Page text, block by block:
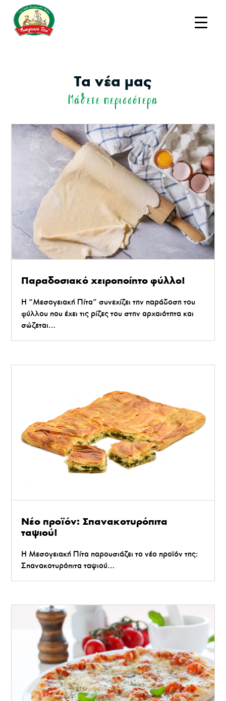
Τα νέα μας
Μάθετε περισσότερα
Παραδοσιακό χειροποίητο φύλλο!
Η “Μεσογειακή Πίτα” συνεχίζει την παράδοση του
φύλλου που έχει τις ρίζες του στην αρχαιότητα και
σώζεται…
Νέο προϊόν: Σπανακοτυρόπιτα
ταψιού!
Η Μεσογειακή Πίτα παρουσιάζει το νέο προϊόν της:
Σπανακοτυρόπιτα ταψιού…